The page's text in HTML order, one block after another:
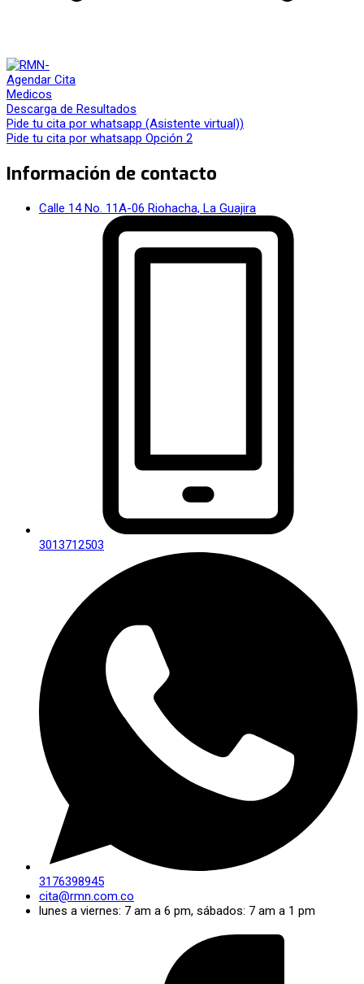
Agendar Cita
Medicos
Descarga de Resultados
Pide tu cita por whatsapp (Asistente virtual))
Pide tu cita por whatsapp Opción 2
Información de contacto
Calle 14 No. 11A-06 Riohacha, La Guajira
3013712503
3176398945
cita@rmn.com.co
lunes a viernes: 7 am a 6 pm, sábados: 7 am a 1 pm